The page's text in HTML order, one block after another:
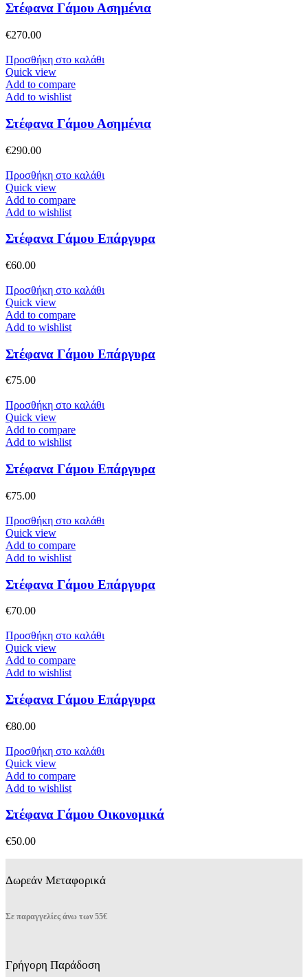
Στέφανα Γάμου Ασημένια
€270.00
Προσθήκη στο καλάθι
Quick view
Add to compare
Add to wishlist
Στέφανα Γάμου Ασημένια
€290.00
Προσθήκη στο καλάθι
Quick view
Add to compare
Add to wishlist
Στέφανα Γάμου Επάργυρα
€60.00
Προσθήκη στο καλάθι
Quick view
Add to compare
Add to wishlist
Στέφανα Γάμου Επάργυρα
€75.00
Προσθήκη στο καλάθι
Quick view
Add to compare
Add to wishlist
Στέφανα Γάμου Επάργυρα
€75.00
Προσθήκη στο καλάθι
Quick view
Add to compare
Add to wishlist
Στέφανα Γάμου Επάργυρα
€70.00
Προσθήκη στο καλάθι
Quick view
Add to compare
Add to wishlist
Στέφανα Γάμου Επάργυρα
€80.00
Προσθήκη στο καλάθι
Quick view
Add to compare
Add to wishlist
Στέφανα Γάμου Οικονομικά
€50.00
Δωρεάν Μεταφορικά
Σε παραγγελίες άνω των 55€
Γρήγορη Παράδοση